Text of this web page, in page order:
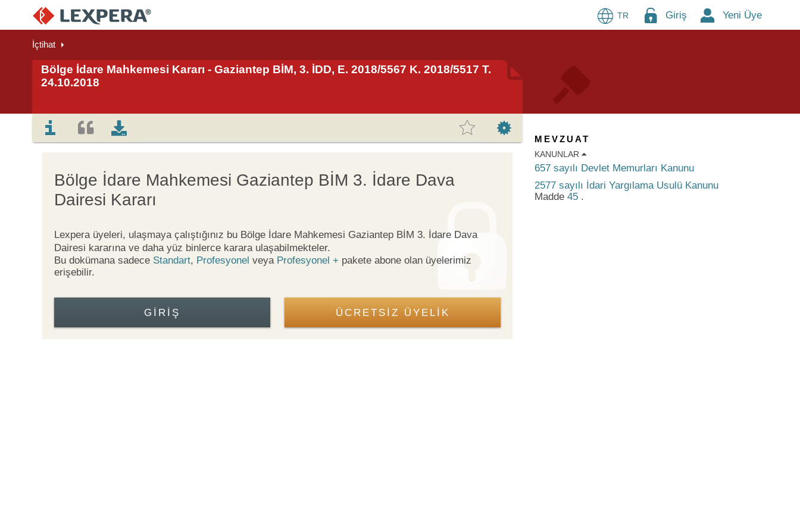
TR Giriş Yeni Üye
İçtihat
Bölge İdare Mahkemesi Kararı - Gaziantep BİM, 3. İDD, E. 2018/5567 K. 2018/5517 T.
24.10.2018
Bölge İdare Mahkemesi Gaziantep BİM 3. İdare Dava
Dairesi Kararı
Lexpera üyeleri, ulaşmaya çalıştığınız bu Bölge İdare Mahkemesi Gaziantep BİM 3. İdare Dava
Dairesi kararına ve daha yüz binlerce karara ulaşabilmekteler.
Bu dokümana sadece Standart, Profesyonel veya Profesyonel + pakete abone olan üyelerimiz
erişebilir.
GIRIŞ ÜCRETSİZ ÜYELİK
MEVZUAT
KANUNLAR
657 sayılı Devlet Memurları Kanunu
2577 sayılı İdari Yargılama Usulü Kanunu
Madde 45 .